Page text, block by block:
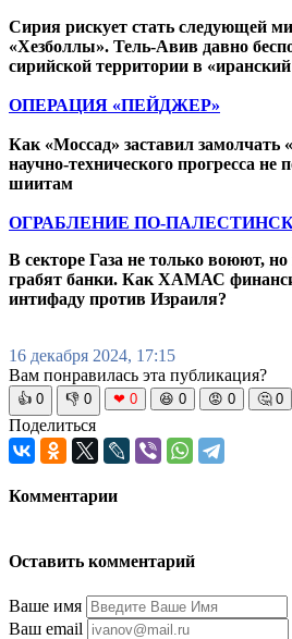
Сирия рискует стать следующей
«Хезболлы». Тель-Авив давно
сирийской территории в
ОПЕРАЦИЯ «ПЕЙДЖЕР»
Как «Моссад» заставил замолчать
научно-технического прогресса не
шиитам
ОГРАБЛЕНИЕ ПО-
В секторе Газа не только воюют,
грабят банки. Как ХАМАС
интифаду против Израиля?
16 декабря 2024, 17:15
Вам понравилась эта публикация?
👍 0 👎 0 ❤ 0 😆 0 😡 0 🤔 0
Поделиться
Комментарии
Оставить комментарий
Ваше имя
Ваш email